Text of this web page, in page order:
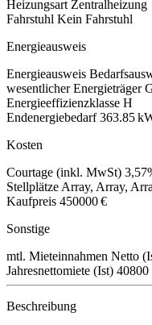
Heizungsart Zentralheizung
Fahrstuhl Kein Fahrstuhl
Energieausweis
Energieausweis
wesentlicher Energieträger
Energieeffizienzklasse H
Endenergiebedarf 363.85
Kosten
Courtage (inkl. MwSt)
Stellplätze Array, Array,
Kaufpreis 450000 €
Sonstige
mtl. Mieteinnahmen Netto
Jahresnettomiete (Ist) 40800
Beschreibung